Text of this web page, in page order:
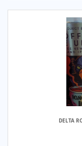
DELTA